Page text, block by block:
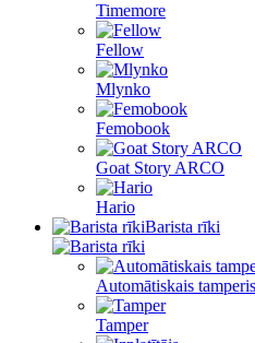
Timemore
Fellow
Mlynko
Femobook
Goat Story ARCO
Hario
Barista rīki
Automātiskais tamperis
Tamper